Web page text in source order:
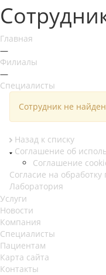
Главная
—
Филиалы
—
Специалисты
Cотрудник не найден
Назад к списку
Соглашение об
Соглашение
Согласие на
Лаборатория
Услуги
Новости
Компания
Специалисты
Пациентам
Карта сайта
Контакты